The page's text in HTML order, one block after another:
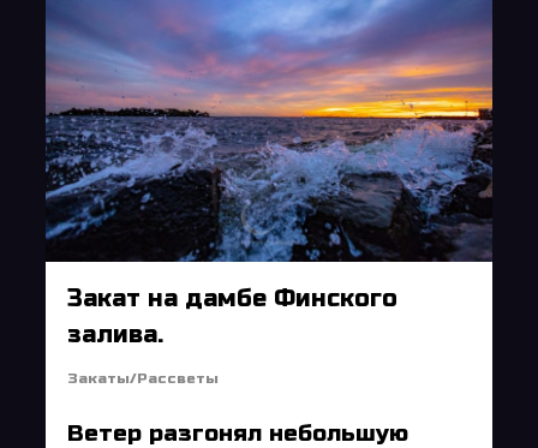
Закат на дамбе Финского
залива.
Закаты/Рассветы
Ветер разгонял небольшую